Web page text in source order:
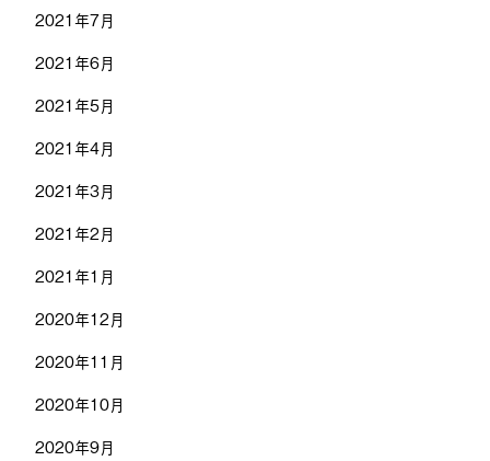
2021年7月
2021年6月
2021年5月
2021年4月
2021年3月
2021年2月
2021年1月
2020年12月
2020年11月
2020年10月
2020年9月